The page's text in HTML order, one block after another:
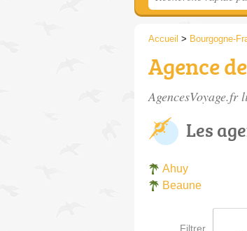
Accueil > Bourgogne-
Agence
AgencesVoyage.fr
Les
Ahuy
Beaune
Filtrer